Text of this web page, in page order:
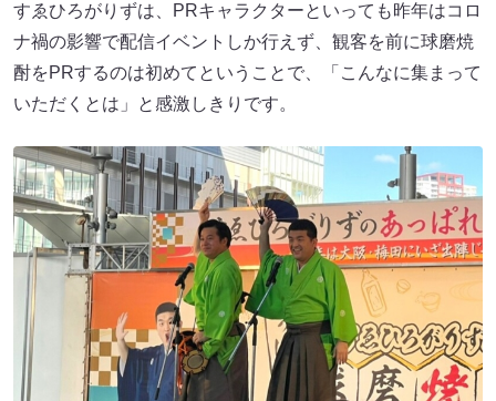
すゑひろがりずは、PRキャラクターといっても昨年はコロ
ナ禍の影響で配信イベントしか行えず、観客を前に球磨焼
酎をPRするのは初めてということで、「こんなに集まって
いただくとは」と感激しきりです。